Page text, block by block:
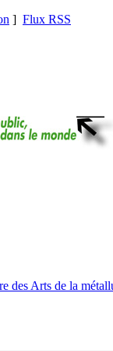
] Flux RSS
des Arts de la